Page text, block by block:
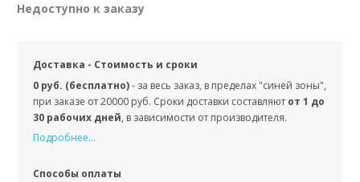
Недоступно к заказу
Доставка - Стоимость и сроки
0 руб. (бесплатно)- за весь заказ, в пределах "синей зоны",
при заказе от 20000 руб. Сроки доставки составляют от 1 до
30 рабочих дней, в зависимости от производителя.
Подробнее...
Способы оплаты